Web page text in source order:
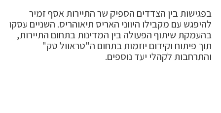
בפגישות בין הצדדים הספיק שר התיירות אסף זמיר
להיפגש עם מקבילו היווני האריס תיאוהריס. השניים עסקו
בהעמקת שיתוף הפעולה בין המדינות בתחום התיירות,
תוך פיתוח וקידום יוזמות בתחום ה"טראוול טק"
והתרחבות לקהלי יעד נוספים.